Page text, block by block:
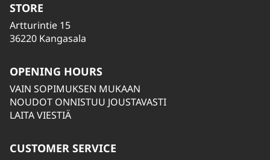
STORE
Artturintie 15
36220 Kangasala
OPENING HOURS
VAIN SOPIMUKSEN MUKAAN
NOUDOT ONNISTUU JOUSTAVASTI
LAITA VIESTIÄ
CUSTOMER SERVICE